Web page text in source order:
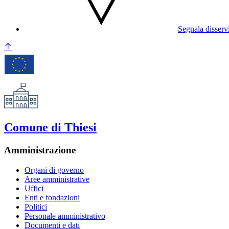
Segnala
Comune di Thiesi
Amministrazione
Organi di governo
Aree amministrative
Uffici
Enti e fondazioni
Politici
Personale amministrativo
Documenti e dati